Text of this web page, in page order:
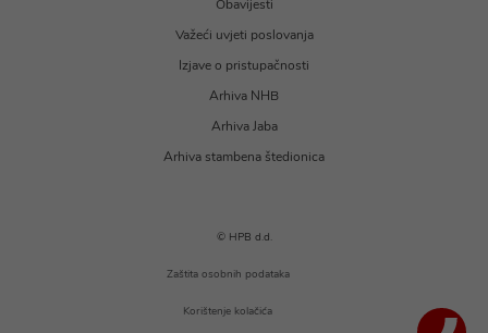
Obavijesti
Važeći uvjeti poslovanja
Izjave o pristupačnosti
Arhiva NHB
Arhiva Jaba
Arhiva stambena štedionica
© HPB d.d.
Zaštita osobnih podataka
Korištenje kolačića